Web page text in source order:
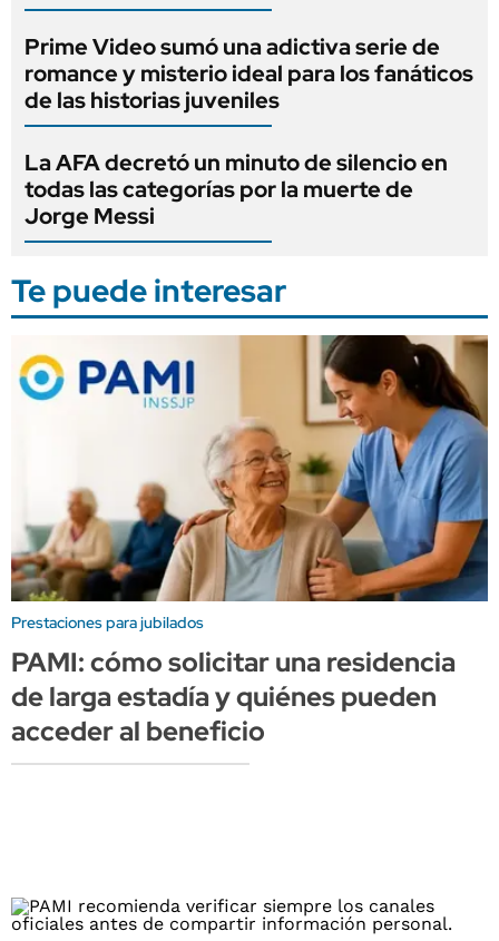
Prime Video sumó una adictiva serie de
romance y misterio ideal para los fanáticos
de las historias juveniles
La AFA decretó un minuto de silencio en
todas las categorías por la muerte de
Jorge Messi
Te puede interesar
Prestaciones para jubilados
PAMI: cómo solicitar una residencia
de larga estadía y quiénes pueden
acceder al beneficio